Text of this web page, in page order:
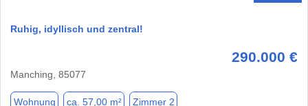
Ruhig, idyllisch und zentral!
290.000 €
Manching, 85077
Wohnung ca. 57,00 m² Zimmer 2